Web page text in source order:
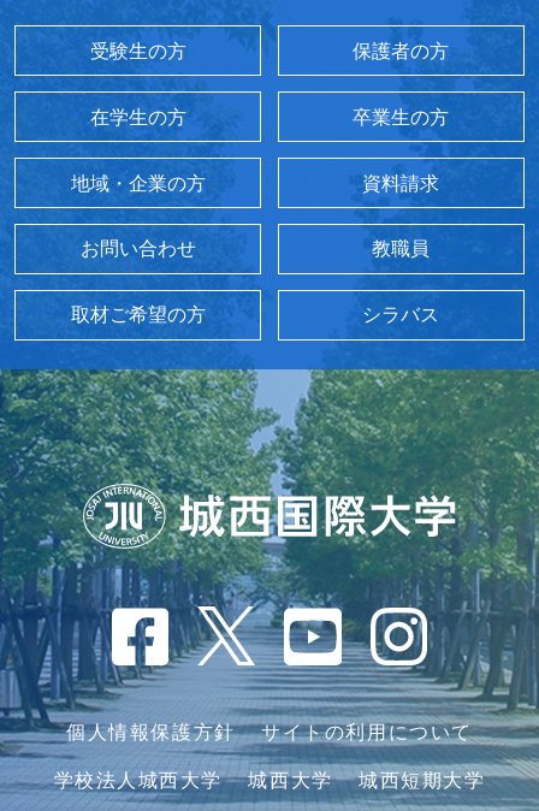
受験生の方 保護者の方
在学生の方 卒業生の方
地域・企業の方 資料請求
お問い合わせ 教職員
取材ご希望の方 シラバス
個人情報保護方針 サイトの利用について
学校法人城西大学 城西大学 城西短期大学